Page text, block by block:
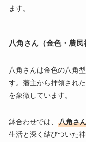
ます。
八角さん（金色・農民
八角さんは金色の八角
す。藩主から拝領され
を象徴しています。
鉢合わせでは、 八角さ
生活と深く結びついた